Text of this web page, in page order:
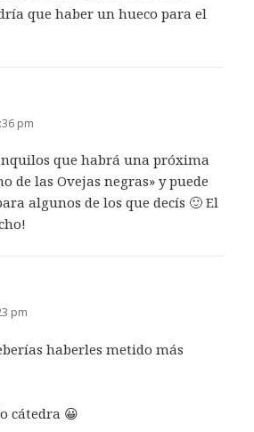
que haber un hueco para el
pm
que habrá una próxima
de las Ovejas negras» y puede
algunos de los que decís 🙂 El
pm
haberles metido más
cátedra 😀